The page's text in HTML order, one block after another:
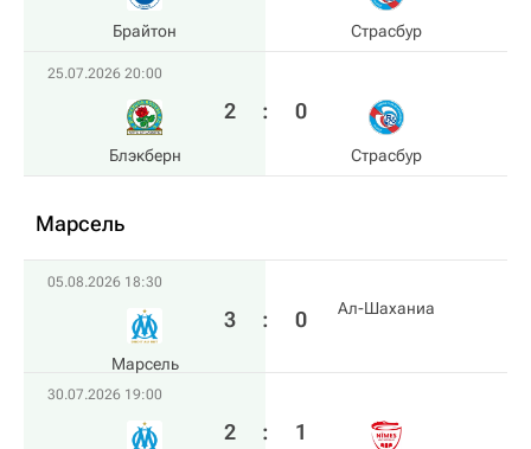
Брайтон Страсбур
25.07.2026 20:00
Блэкберн
2 : 0
Страсбур
Марсель
05.08.2026 18:30
Марсель
3 : 0 Ал-Шаханиа
30.07.2026 19:00
2 : 1